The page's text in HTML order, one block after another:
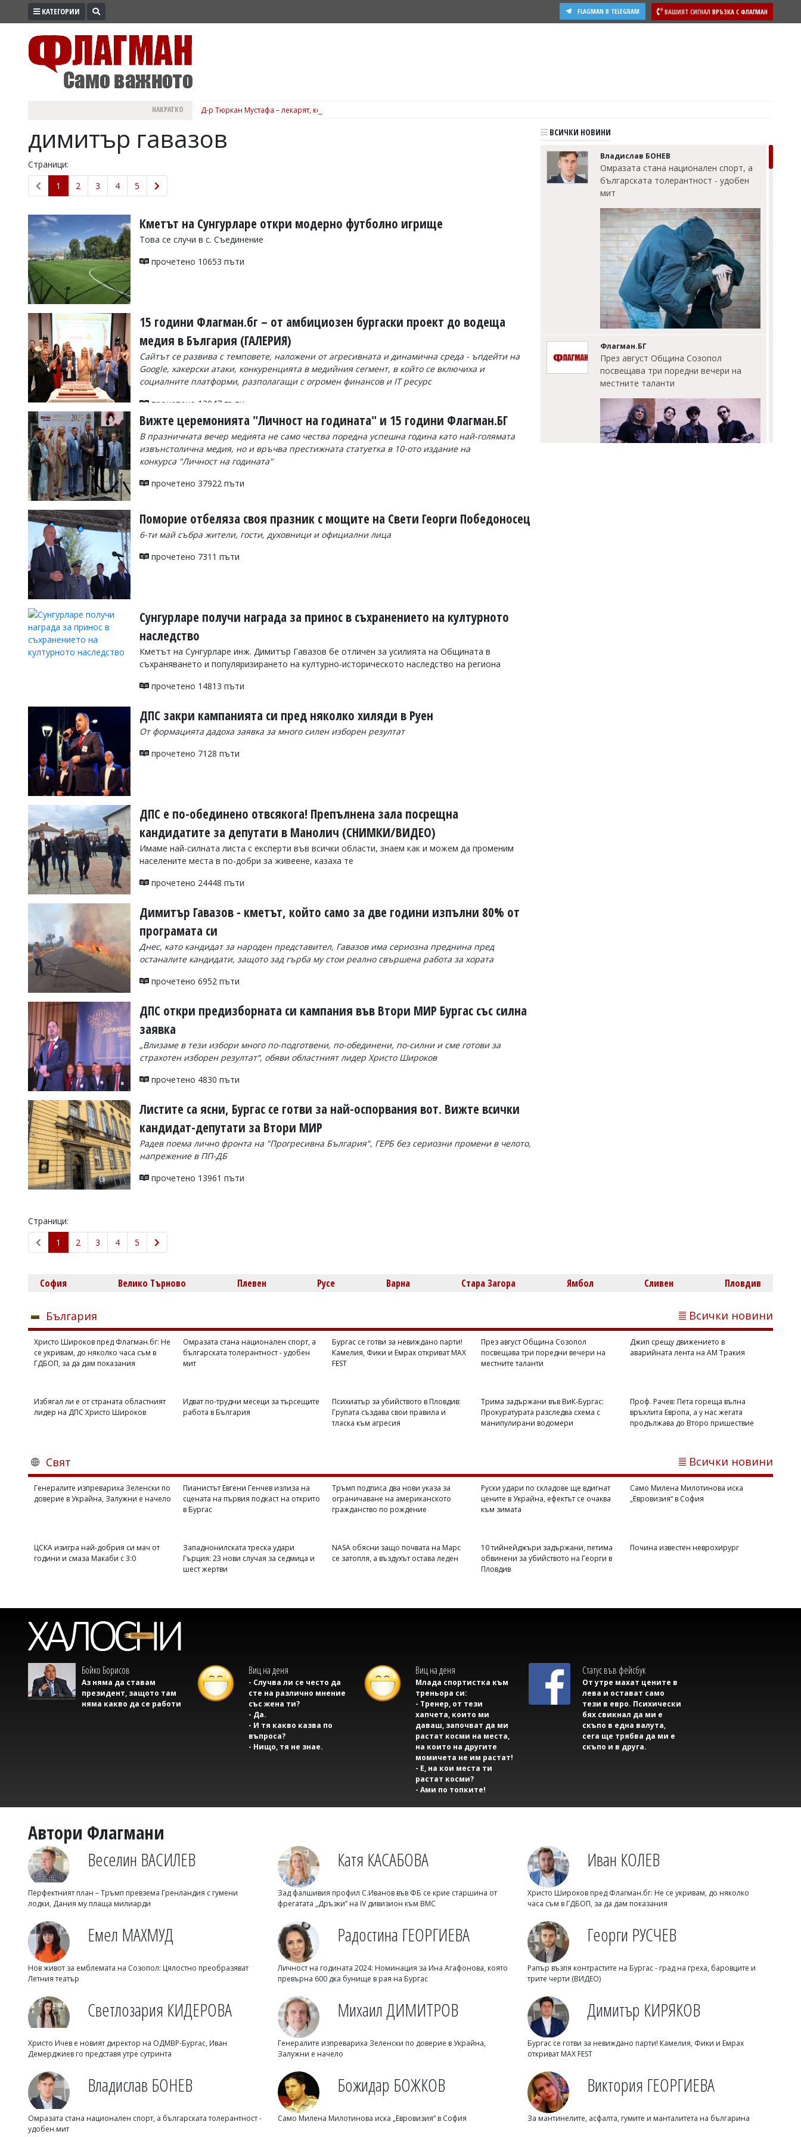
ПРОМО
ЗДРАВЕ
ПОЛИТИКА
ОБЩИНИ
ОБЩЕСТВО
ЛАЙФСТАЙЛ
ВОЙНАТА
УКРАЙНА
СПОРТ
РАЗСЛЕДВАНЕ
БИЗНЕС
Управители:
Веселин
Василев,
v.vasilev@flagman.bg
Касабова,
k.kassabova@flagman.bg
Главен
редактор:
Колев,
office@flagman.bg
Коментарите
статиите
въвеждат
читателите
редакцията
откриете
сигнализирайте
КАТЕГОРИИ ВАШИЯТ СИГНАЛ ВРЪЗКА С ФЛАГМАН
FLAGMAN В TELEGRAM
НАКРАТКО Д-р Тюркан Мустафа – лекарят, когото бъдещите майки в Бургас често препоръчват една на друга, вижте подробности
димитър гавазов
Страници:
1
2 3 4 5
Кметът на Сунгурларе откри модерно футболно игрище
Това се случи в с. Съединение
прочетено 10653 пъти
15 години Флагман.бг – от амбициозен бургаски проект до водеща
медия в България (ГАЛЕРИЯ)
Сайтът се развива с темповете, наложени от агресивната и динамична среда - ъпдейти на
Google, хакерски атаки, конкуренцията в медийния сегмент, в който се включиха и
социалните платформи, разполагащи с огромен финансов и IT ресурс
прочетено 13047 пъти
Вижте церемонията "Личност на годината" и 15 години Флагман.БГ
В празничната вечер медията не само чества поредна успешна година като най-голямата
извънстолична медия, но и връчва престижната статуетка в 10-ото издание на
конкурса "Личност на годината"
прочетено 37922 пъти
Поморие отбеляза своя празник с мощите на Свети Георги Победоносец
6-ти май събра жители, гости, духовници и официални лица
прочетено 7311 пъти
Сунгурларе получи награда за принос в съхранението на културното
наследство
Кметът на Сунгурларе инж. Димитър Гавазов бе отличен за усилията на Общината в
съхраняването и популяризирането на културно-историческото наследство на региона
прочетено 14813 пъти
ДПС закри кампанията си пред няколко хиляди в Руен
От формацията дадоха заявка за много силен изборен резултат
прочетено 7128 пъти
ДПС е по-обединено отвсякога! Препълнена зала посрещна
кандидатите за депутати в Манолич (СНИМКИ/ВИДЕО)
Имаме най-силната листа с експерти във всички области, знаем как и можем да променим
населените места в по-добри за живеене, казаха те
прочетено 24448 пъти
Димитър Гавазов - кметът, който само за две години изпълни 80% от
програмата си
Днес, като кандидат за народен представител, Гавазов има сериозна преднина пред
останалите кандидати, защото зад гърба му стои реално свършена работа за хората
прочетено 6952 пъти
ДПС откри предизборната си кампания във Втори МИР Бургас със силна
заявка
„Влизаме в тези избори много по-подготвени, по-обединени, по-силни и сме готови за
страхотен изборен резултат“, обяви областният лидер Христо Широков
прочетено 4830 пъти
Листите са ясни, Бургас се готви за най-оспорвания вот. Вижте всички
кандидат-депутати за Втори МИР
Радев поема лично фронта на "Прогресивна България", ГЕРБ без сериозни промени в челото,
напрежение в ПП-ДБ
прочетено 13961 пъти
Страници:
1
2 3 4 5
ВСИЧКИ НОВИНИ
Владислав БОНЕВ
Омразата стана национален спорт, а
българската толерантност - удобен
мит
Флагман.БГ
През август Община Созопол
посвещава три поредни вечери на
местните таланти
Михаил ДИМИТРОВ
продължава до Второ пришествие
Локализираха пожара край АМ Тракия,
огнеборците очакат ново разпалване
ограничаване на американското
гражданство по рождение
Руски удари по складове ще вдигнат
цените в Украйна, ефектът се очаква
Дневен хороскоп за 7 август: Телецът
София Велико Търново Плевен Русе Варна Стара Загора Ямбол Сливен Пловдив
България Всички новини
Христо Широков пред Флагман.бг: Не
се укривам, до няколко часа съм в
ГДБОП, за да дам показания
Омразата стана национален спорт, а
българската толерантност - удобен
мит
Бургас се готви за невиждано парти!
Камелия, Фики и Емрах откриват MAX
FEST
През август Община Созопол
посвещава три поредни вечери на
местните таланти
Джип срещу движението в
аварийната лента на АМ Тракия
Избягал ли е от страната областният
лидер на ДПС Христо Широков
Идват по-трудни месеци за търсещите
работа в България
Психиатър за убийството в Пловдив:
Групата създава свои правила и
тласка към агресия
Трима задържани във ВиК-Бургас:
Прокуратурата разследва схема с
манипулирани водомери
Проф. Рачев: Пета гореща вълна
връхлита Европа, а у нас жегата
продължава до Второ пришествие
Свят Всички новини
Генералите изпревариха Зеленски по
доверие в Украйна, Залужни е начело
Пианистът Евгени Генчев излиза на
сцената на първия подкаст на открито
в Бургас
Тръмп подписа два нови указа за
ограничаване на американското
гражданство по рождение
Руски удари по складове ще вдигнат
цените в Украйна, ефектът се очаква
към зимата
Само Милена Милотинова иска
„Евровизия“ в София
ЦСКА изигра най-добрия си мач от
години и смаза Макаби с 3:0
Западнонилската треска удари
Гърция: 23 нови случая за седмица и
шест жертви
NASA обясни защо почвата на Марс
се затопля, а въздухът остава леден
10 тийнейджъри задържани, петима
обвинени за убийството на Георги в
Пловдив
Почина известен неврохирург
Бойко Борисов
Аз няма да ставам
президент, защото там
няма какво да се работи
Виц на деня
- Случва ли се често да
сте на различно мнение
със жена ти?
- Да.
- И тя какво казва по
въпроса?
- Нищо, тя не знае.
Виц на деня
Млада спортистка към
треньора си:
- Тренер, от тези
хапчета, които ми
даваш, започват да ми
растат косми на места,
на които на другите
момичета не им растат!
- Е, на кои места ти
растат косми?
- Ами по топките!
Статус във фейсбук
От утре махат цените в
лева и остават само
тези в евро. Психически
бях свикнал да ми е
скъпо в една валута,
сега ще трябва да ми е
скъпо и в друга.
Автори Флагмани
Веселин ВАСИЛЕВ
Перфектният план – Тръмп превзема Гренландия с гумени
лодки, Дания му плаща милиарди
Катя КАСАБОВА
Зад фалшивия профил С.Иванов във ФБ се крие старшина от
фрегатата „Дръзки” на IV дивизион към ВМС
Иван КОЛЕВ
Христо Широков пред Флагман.бг: Не се укривам, до няколко
часа съм в ГДБОП, за да дам показания
Емел МАХМУД
Нов живот за емблемата на Созопол: Цялостно преобразяват
Летния театър
Радостина ГЕОРГИЕВА
Личност на годината 2024: Номинация за Ина Агафонова, която
превърна 600 дка бунище в рая на Бургас
Георги РУСЧЕВ
Рапър възпя контрастите на Бургас - град на греха, баровците и
трите черти (ВИДЕО)
Светлозария КИДЕРОВА
Христо Ичев е новият директор на ОДМВР-Бургас, Иван
Демерджиев го представя утре сутринта
Михаил ДИМИТРОВ
Генералите изпревариха Зеленски по доверие в Украйна,
Залужни е начело
Димитър КИРЯКОВ
Бургас се готви за невиждано парти! Камелия, Фики и Емрах
откриват MAX FEST
Владислав БОНЕВ
Омразата стана национален спорт, а българската толерантност -
удобен мит
Божидар БОЖКОВ
Само Милена Милотинова иска „Евровизия“ в София
Виктория ГЕОРГИЕВА
За мантинелите, асфалта, гумите и манталитета на българина